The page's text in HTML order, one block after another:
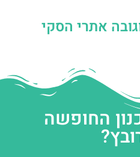
אתרי הסקי
החופשה